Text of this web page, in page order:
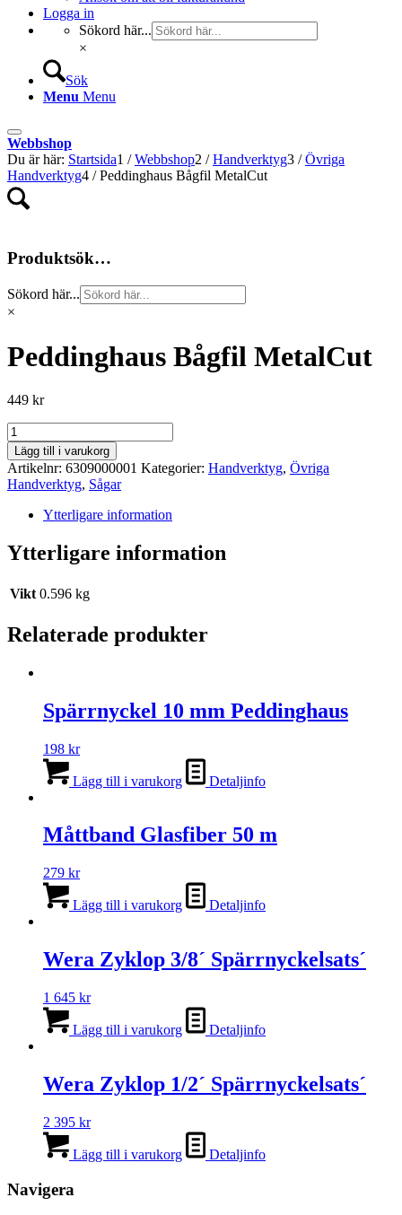
Logga in
Sökord här...
×
Sök
Menu Menu
Webbshop
Du är här: Startsida1 / Webbshop2 / Handverktyg3 / Övriga
Handverktyg4 / Peddinghaus Bågfil MetalCut
Produktsök…
Sökord här...
×
Peddinghaus Bågfil MetalCut
449 kr
Peddinghaus
Bågfil
MetalCut
mängd
Lägg till i varukorg
Artikelnr: 6309000001 Kategorier: Handverktyg, Övriga
Handverktyg, Sågar
Ytterligare information
Ytterligare information
Vikt 0.596 kg
Relaterade produkter
Spärrnyckel 10 mm Peddinghaus
198 kr
Lägg till i varukorg Detaljinfo
Måttband Glasfiber 50 m
279 kr
Lägg till i varukorg Detaljinfo
Wera Zyklop 3/8´ Spärrnyckelsats´
1 645 kr
Lägg till i varukorg Detaljinfo
Wera Zyklop 1/2´ Spärrnyckelsats´
2 395 kr
Lägg till i varukorg Detaljinfo
Navigera